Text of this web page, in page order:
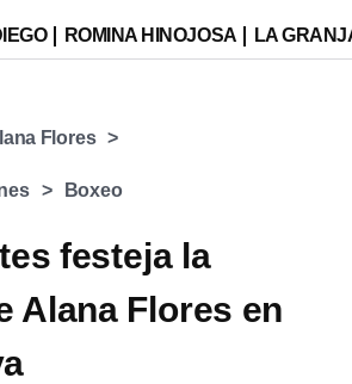
ROMINA HINOJOSA LA
Flores
Boxeo
festeja la
Alana Flores en